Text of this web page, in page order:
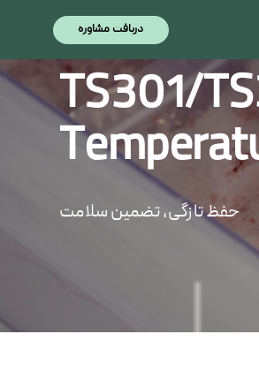
دریافت مشاوره
TS301/
حفظ تازگی، تضمین سلامت